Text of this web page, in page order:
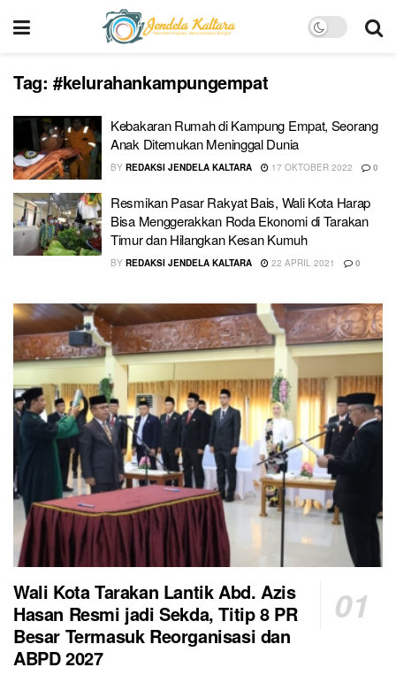
Tag: #kelurahankampungempat
Kebakaran Rumah di Kampung Empat, Seorang
Anak Ditemukan Meninggal Dunia
BY REDAKSI JENDELA KALTARA 17 OKTOBER 2022 0
Resmikan Pasar Rakyat Bais, Wali Kota Harap
Bisa Menggerakkan Roda Ekonomi di Tarakan
Timur dan Hilangkan Kesan Kumuh
BY REDAKSI JENDELA KALTARA 22 APRIL 2021 0
Wali Kota Tarakan Lantik Abd. Azis
Hasan Resmi jadi Sekda, Titip 8 PR
Besar Termasuk Reorganisasi dan
ABPD 2027